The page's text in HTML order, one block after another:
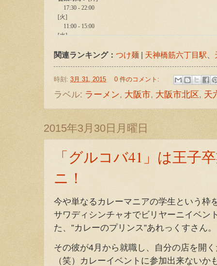
関連ランキング： つけ麺 | 天神橋筋六丁目駅
時刻: 3月 31, 2015 0 件のコメント:
ラベル: ラーメン, 大阪市, 大阪市北区, 天
2015年3月30日月曜日
「グルコバ41」は王子
ニ！
今や単なるカレーマニアの学生という枠
サワディシンチャオでビリヤーニイベン
た、”カレーのプリンス”あれっくすさん。
その彼が4月から就職し、自分の店を開
（笑）カレーイベントに参加出来ない